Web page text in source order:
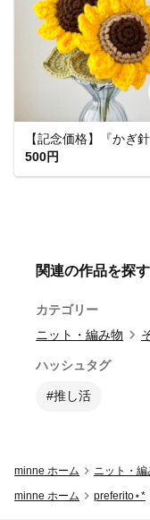
500円
関連の作品を探す
カテゴリー
ニット・編み物
ハッシュタグ
#推し活
minne ホーム ニット・編
minne ホーム
preferito⋆*